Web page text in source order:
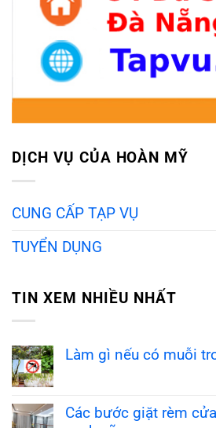
DỊCH VỤ CỦA HOÀN MỸ
CUNG CẤP TẠP VỤ
TUYỂN DỤNG
TIN XEM NHIỀU NHẤT
Làm gì nếu có muỗi
Các bước giặt rèm